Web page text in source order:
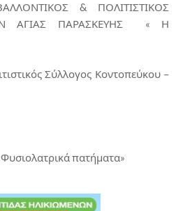
& ΠΟΛΙΤΙΣΤΙΚΟΣ
ΑΓΙΑΣ ΠΑΡΑΣΚΕΥΗΣ « Η
Σύλλογος Κοντοπεύκου –
πατήματα»